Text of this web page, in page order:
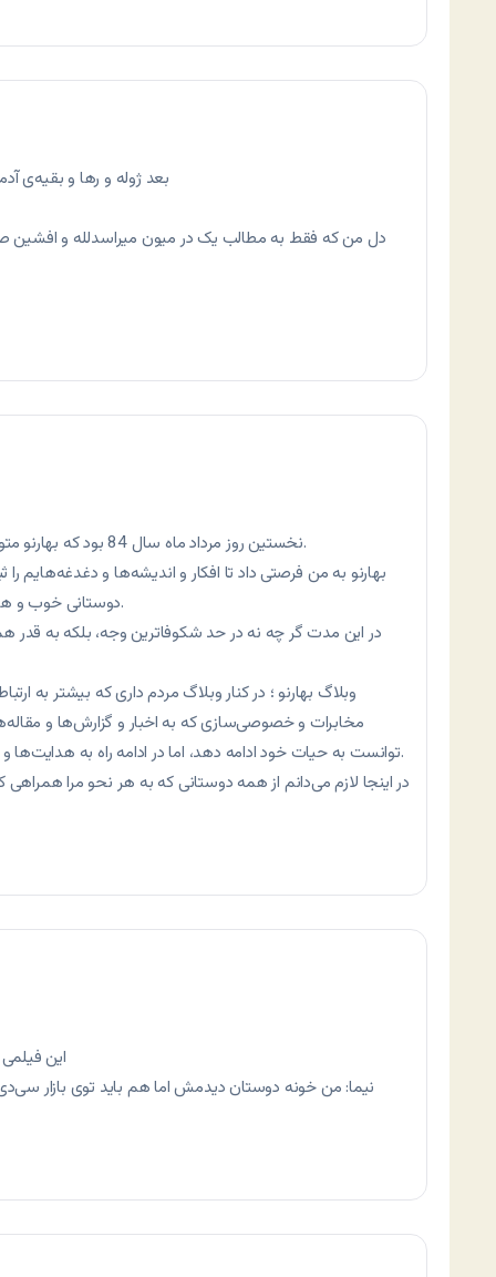
بعد ژوله و رها و
دل من که فقط به مطالب یک در میون میراسدلله و
نخستین روز مرداد ماه سال 84 بود که بهارنو متولد شد. … و اینک سه سال از حیات آن می‌گذرد.
بهارنو به من فرصتی داد تا افکار و اندیشه‌ها و دغدغه‌هایم
دوستانی خوب و همدل آشنا شوم و از ارتباط با آنان بهره‌مند شوم.
در این مدت گر چه نه در حد شکوفاترین وجه، بلکه به
وبلاگ بهارنو ؛ در کنار وبلاگ مردم داری که بیشتر به
مخابرات و خصوصی‌سازی که به اخبار و گزارش‌ها و
توانست به حیات خود ادامه دهد، اما در ادامه راه به هدایت‌ها و رهنمودهای عزیزان خواننده مشتاق و نیازمندم.
در اینجا لازم می‌دانم از همه دوستانی که به هر نحو مرا همراهی
این
نیما: من خونه دوستان دیدمش اما هم باید توی بازار